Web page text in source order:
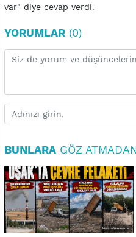
var" diye cevap verdi.
YORUMLAR (0)
BUNLARA GÖZ